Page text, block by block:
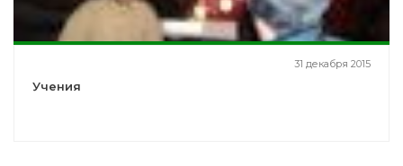
31 декабря 2015
Учения